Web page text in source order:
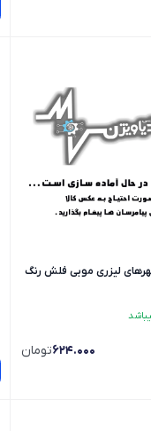
مهرهای لیزری موبی فلش رنگ
624.000تومان